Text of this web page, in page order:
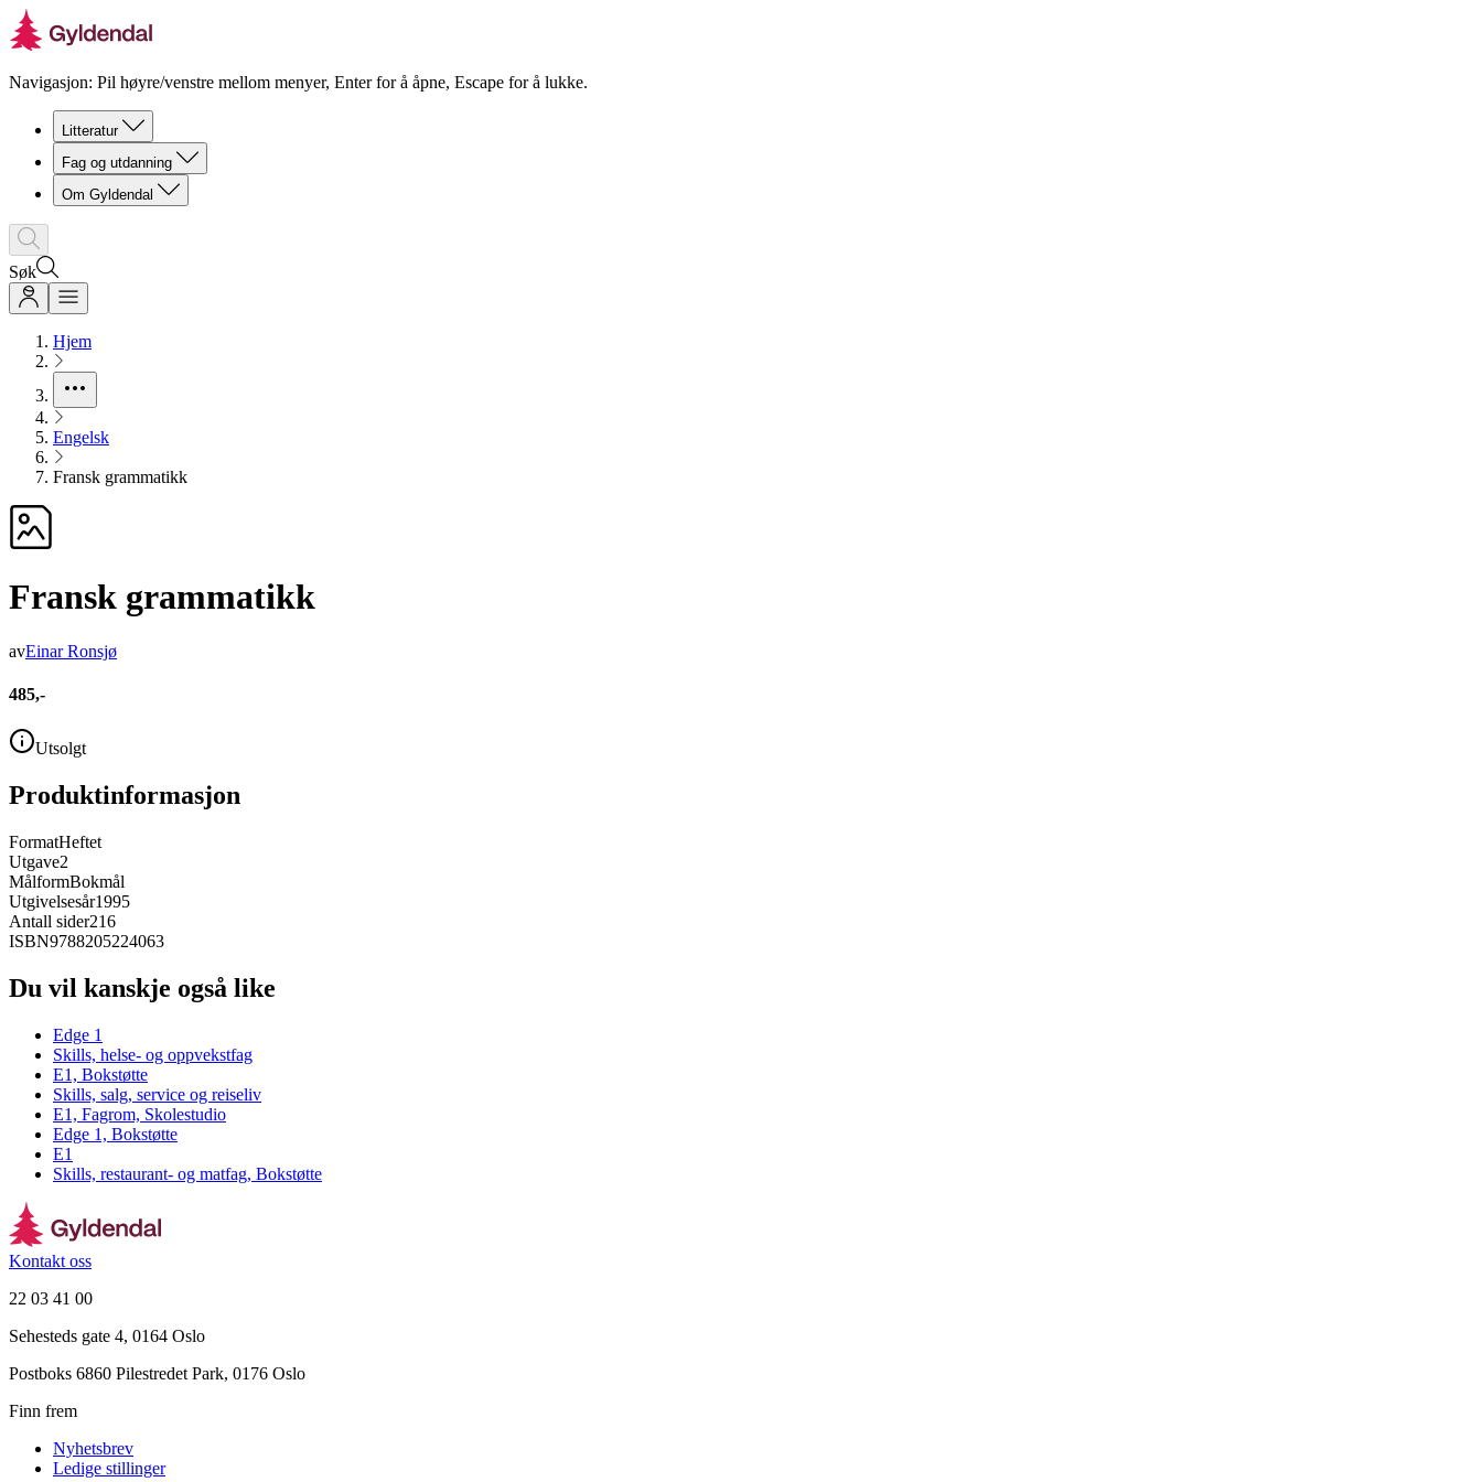
Navigasjon: Pil høyre/venstre mellom menyer, Enter for å åpne, Escape for å lukke.
Litteratur
Fag og utdanning
Om Gyldendal
Søk
Hjem
Engelsk
Fransk grammatikk
Fransk grammatikk
avEinar Ronsjø
485,-
Utsolgt
Produktinformasjon
FormatHeftet
Utgave2
MålformBokmål
Utgivelsesår1995
Antall sider216
ISBN9788205224063
Du vil kanskje også like
Edge 1
Skills, helse- og oppvekstfag
E1, Bokstøtte
Skills, salg, service og reiseliv
E1, Fagrom, Skolestudio
Edge 1, Bokstøtte
E1
Skills, restaurant- og matfag, Bokstøtte
Kontakt oss
22 03 41 00
Sehesteds gate 4, 0164 Oslo
Postboks 6860 Pilestredet Park, 0176 Oslo
Finn frem
Nyhetsbrev
Ledige stillinger